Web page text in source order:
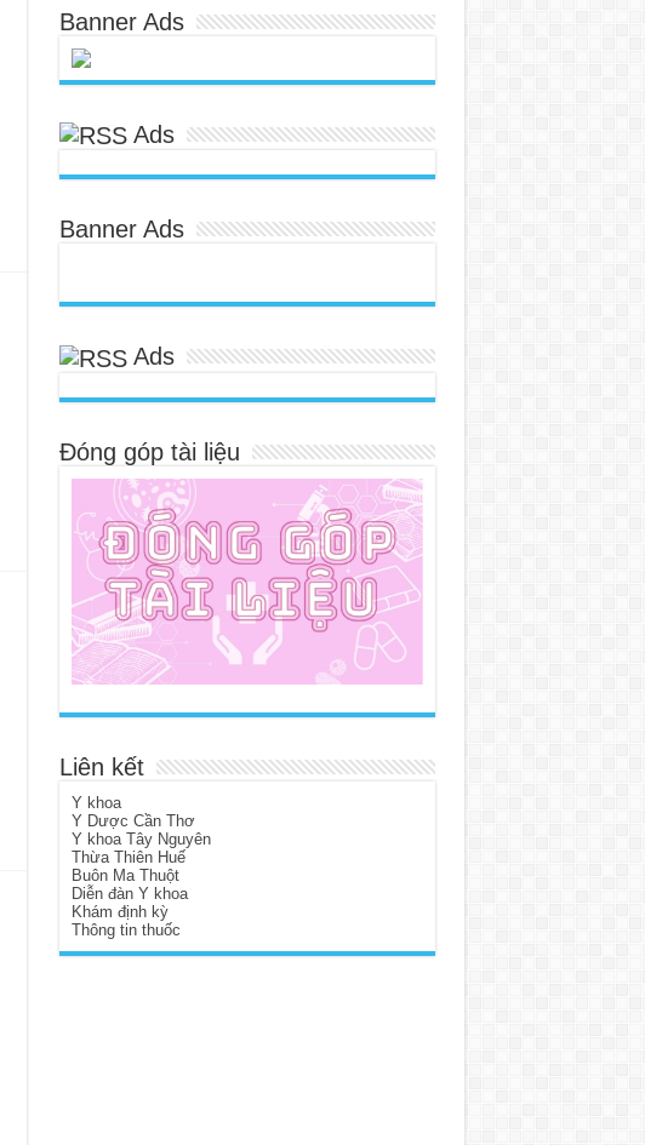
Banner Ads
Ads
Banner Ads
Ads
Đóng góp tài liệu
Liên kết
Y khoa
Y Dược Cần Thơ
Y khoa Tây Nguyên
Thừa Thiên Huế
Buôn Ma Thuột
Diễn đàn Y khoa
Khám định kỳ
Thông tin thuốc